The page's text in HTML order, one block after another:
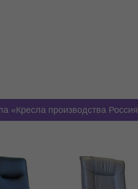
Кресла производства Россия